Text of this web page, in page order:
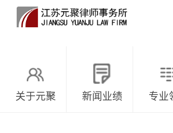
关于元聚 新闻业绩 专业